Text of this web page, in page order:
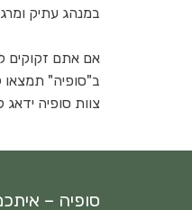
במנהג עתיק
אם אתם זקוקים
ב"סופיה" תמצאו
צוות סופיה
סופיה –